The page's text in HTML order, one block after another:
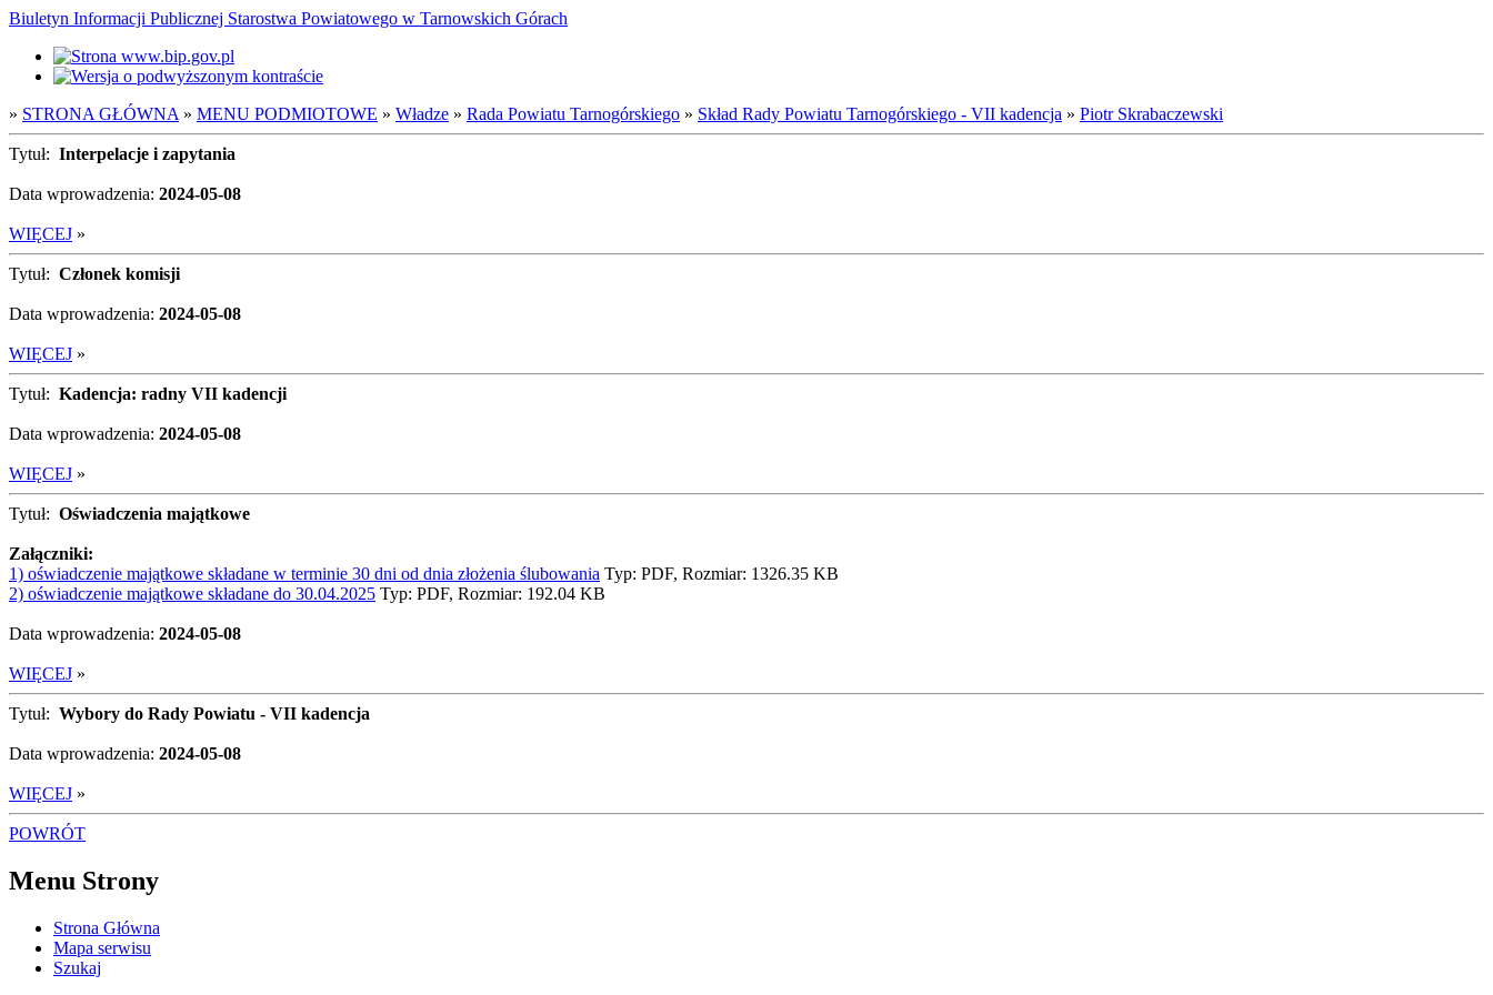
Biuletyn Informacji Publicznej Starostwa Powiatowego w Tarnowskich Górach
» STRONA GŁÓWNA » MENU PODMIOTOWE » Władze » Rada Powiatu Tarnogórskiego » Skład Rady Powiatu Tarnogórskiego - VII kadencja » Piotr Skrabaczewski
Tytuł: Interpelacje i zapytania
Data wprowadzenia: 2024-05-08
WIĘCEJ »
Tytuł: Członek komisji
Data wprowadzenia: 2024-05-08
WIĘCEJ »
Tytuł: Kadencja: radny VII kadencji
Data wprowadzenia: 2024-05-08
WIĘCEJ »
Tytuł: Oświadczenia majątkowe
Załączniki:
1) oświadczenie majątkowe składane w terminie 30 dni od dnia złożenia ślubowania Typ: PDF, Rozmiar: 1326.35 KB
2) oświadczenie majątkowe składane do 30.04.2025 Typ: PDF, Rozmiar: 192.04 KB
Data wprowadzenia: 2024-05-08
WIĘCEJ »
Tytuł: Wybory do Rady Powiatu - VII kadencja
Data wprowadzenia: 2024-05-08
WIĘCEJ »
POWRÓT
Menu Strony
Strona Główna
Mapa serwisu
Szukaj